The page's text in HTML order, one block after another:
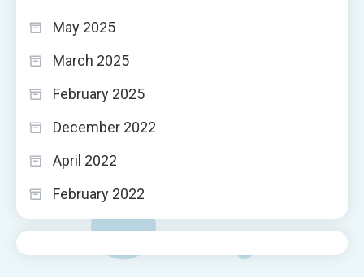
May 2025
March 2025
February 2025
December 2022
April 2022
February 2022